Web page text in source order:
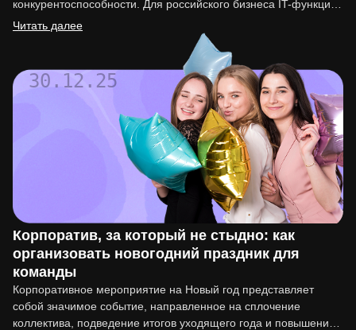
конкурентоспособности. Для российского бизнеса IT-функция
перестала быть вспомогательной. Она напрямую влияет на
Читать далее
30.12.25
Корпоратив, за который не стыдно: как
организовать новогодний праздник для
команды
Корпоративное мероприятие на Новый год представляет
собой значимое событие, направленное на сплочение
коллектива, подведение итогов уходящего года и повышение